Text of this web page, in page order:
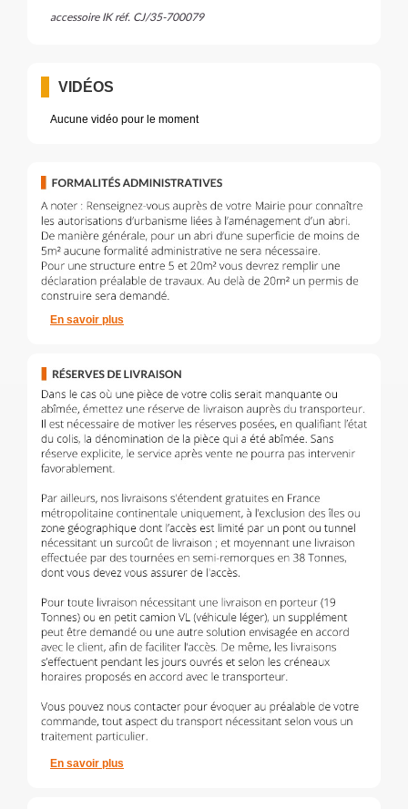
accessoire IK réf. CJ/35-700079
VIDÉOS
Aucune vidéo pour le moment
En savoir plus
En savoir plus